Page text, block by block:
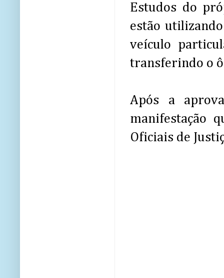
Estudos do
estão
veículo
transferindo o
Após a
manifestação
Oficiais de